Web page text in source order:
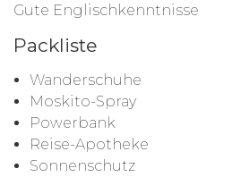
Gute Englischkenntnisse
Packliste
Wanderschuhe
Moskito-Spray
Powerbank
Reise-Apotheke
Sonnenschutz